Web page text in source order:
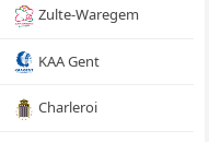
Zulte-Waregem
KAA Gent
Charleroi